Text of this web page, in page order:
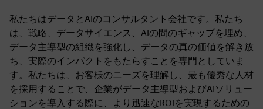
私たちはデータとAIのコンサルタント会社です。私たち
は、戦略、データサイエンス、AIの間のギャップを埋め、
データ主導型の組織を強化し、データの真の価値を解き放
ち、実際のインパクトをもたらすことを専門としていま
す。私たちは、お客様のニーズを理解し、最も優秀な人材
を採用することで、企業がデータ主導型およびAIソリュー
ションを導入する際に、より迅速なROIを実現するための